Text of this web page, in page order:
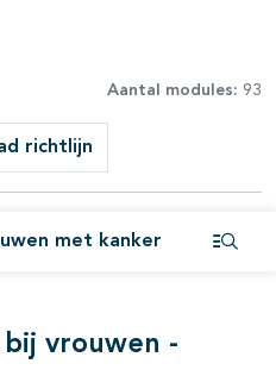
Aantal modules: 93
richtlijn
met kanker
vrouwen -